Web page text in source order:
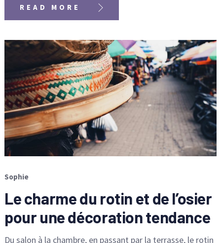
READ MORE
Sophie
Le charme du rotin et de l’osier
pour une décoration tendance
Du salon à la chambre, en passant par la terrasse, le rotin